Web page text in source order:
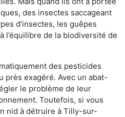
des insectes saccageant
d’insectes, les guêpes
l’équilibre de la biodiversité de
des pesticides
près exagéré. Avec un abat-
le problème de leur
Toutefois, si vous
nid à détruire à Tilly-sur-